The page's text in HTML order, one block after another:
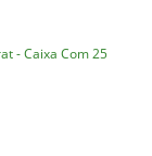
- Caixa Com 25